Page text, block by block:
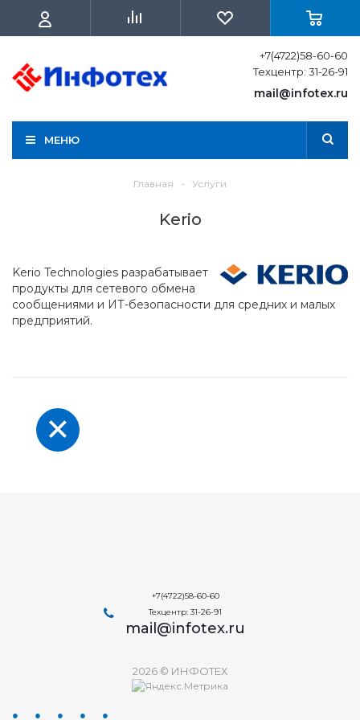
+7(4722)58-60-60
Техцентр: 31-26-91
mail@infotex.ru
МЕНЮ
Главная - Услуги
Kerio
Kerio Technologies разрабатывает
продукты для сетевого обмена
сообщениями и ИТ-безопасности для средних и малых
предприятий.
+7(4722)58-60-60
Техцентр: 31-26-91
mail@infotex.ru
2026 © ИНФОТЕХ